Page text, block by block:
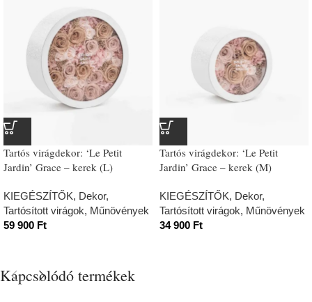
Tartós virágdekor: ‘Le Petit
Jardin’ Grace – kerek (L)
KIEGÉSZÍTŐK, Dekor,
Tartósított virágok, Műnövények
59 900 Ft
Tartós virágdekor: ‘Le Petit
Jardin’ Grace – kerek (M)
KIEGÉSZÍTŐK, Dekor,
Tartósított virágok, Műnövények
34 900 Ft
Kapcsolódó termékek